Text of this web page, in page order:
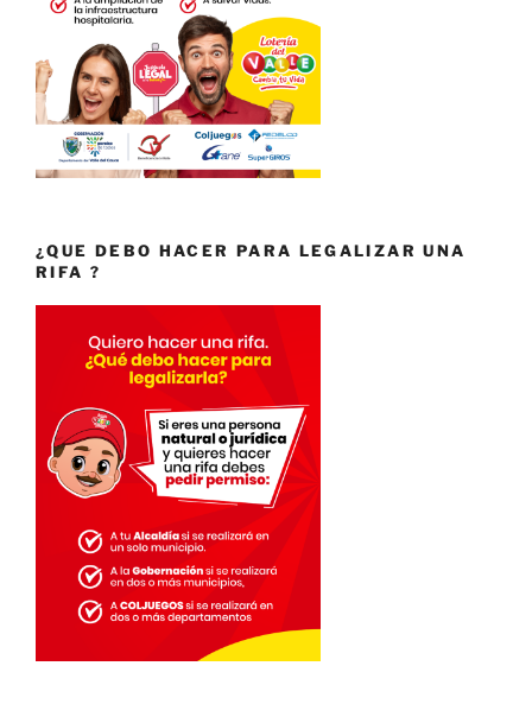
¿QUE DEBO HACER PARA LEGALIZAR UNA
RIFA ?